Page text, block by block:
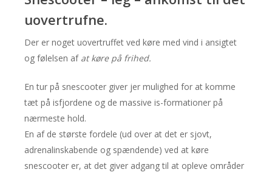
uovertrufne.
Der er noget uovertruffet ved køre med vind i ansigtet
og følelsen af at køre på frihed.
En tur på snescooter giver jer mulighed for at komme
tæt på isfjordene og de massive is-formationer på
nærmeste hold.
En af de største fordele (ud over at det er sjovt,
adrenalinskabende og spændende) ved at køre
snescooter er, at det giver adgang til at opleve områder